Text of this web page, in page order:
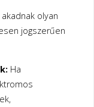
olyan
jogszerűen
Ha